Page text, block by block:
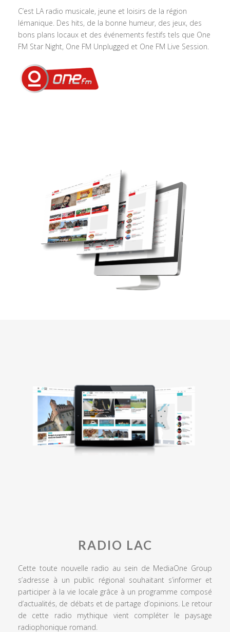
C’est LA radio musicale, jeune et loisirs de la région
lémanique. Des hits, de la bonne humeur, des jeux, des
bons plans locaux et des événements festifs tels que One
FM Star Night, One FM Unplugged et One FM Live Session.
RADIO LAC
Cette toute nouvelle radio au sein de MediaOne Group
s’adresse à un public régional souhaitant s’informer et
participer à la vie locale grâce à un programme composé
d’actualités, de débats et de partage d’opinions. Le retour
de cette radio mythique vient compléter le paysage
radiophonique romand.